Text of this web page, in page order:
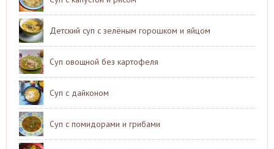
Детский суп с зелёным горошком и яйцом
Суп овощной без картофеля
Суп с дайконом
Суп с помидорами и грибами